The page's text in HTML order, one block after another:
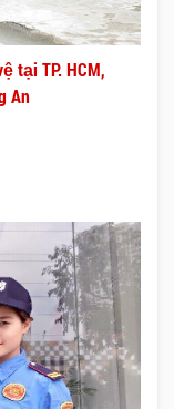
tại TP. HCM,
An